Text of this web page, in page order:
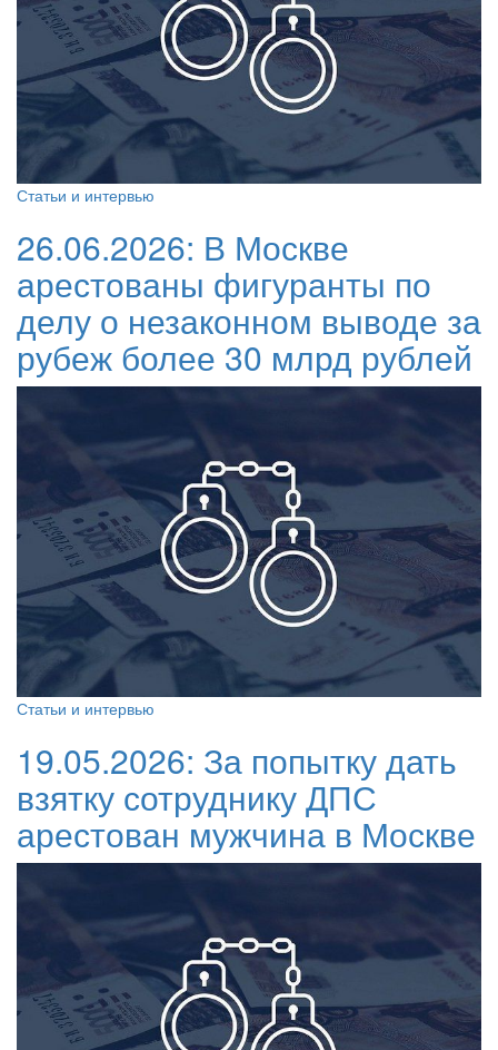
Статьи и интервью
26.06.2026: В Москве
арестованы фигуранты по
делу о незаконном выводе за
рубеж более 30 млрд рублей
Статьи и интервью
19.05.2026: За попытку дать
взятку сотруднику ДПС
арестован мужчина в Москве